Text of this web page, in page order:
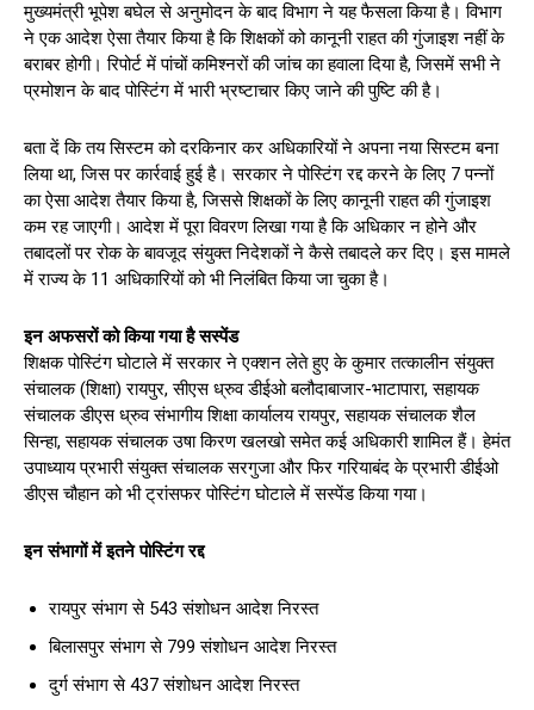
मुख्यमंत्री भूपेश बघेल से अनुमोदन के बाद विभाग ने यह फैसला किया है। विभाग
ने एक आदेश ऐसा तैयार किया है कि शिक्षकों को कानूनी राहत की गुंजाइश नहीं के
बराबर होगी। रिपोर्ट में पांचों कमिश्नरों की जांच का हवाला दिया है, जिसमें सभी ने
प्रमोशन के बाद पोस्टिंग में भारी भ्रष्टाचार किए जाने की पुष्टि की है।
बता दें कि तय सिस्टम को दरकिनार कर अधिकारियों ने अपना नया सिस्टम बना
लिया था, जिस पर कार्रवाई हुई है। सरकार ने पोस्टिंग रद्द करने के लिए 7 पन्नों
का ऐसा आदेश तैयार किया है, जिससे शिक्षकों के लिए कानूनी राहत की गुंजाइश
कम रह जाएगी। आदेश में पूरा विवरण लिखा गया है कि अधिकार न होने और
तबादलों पर रोक के बावजूद संयुक्त निदेशकों ने कैसे तबादले कर दिए। इस मामले
में राज्य के 11 अधिकारियों को भी निलंबित किया जा चुका है।
इन अफसरों को किया गया है सस्पेंड
शिक्षक पोस्टिंग घोटाले में सरकार ने एक्शन लेते हुए के कुमार तत्कालीन संयुक्त
संचालक (शिक्षा) रायपुर, सीएस ध्रुव डीईओ बलौदाबाजार-भाटापारा, सहायक
संचालक डीएस ध्रुव संभागीय शिक्षा कार्यालय रायपुर, सहायक संचालक शैल
सिन्हा, सहायक संचालक उषा किरण खलखो समेत कई अधिकारी शामिल हैं। हेमंत
उपाध्याय प्रभारी संयुक्त संचालक सरगुजा और फिर गरियाबंद के प्रभारी डीईओ
डीएस चौहान को भी ट्रांसफर पोस्टिंग घोटाले में सस्पेंड किया गया।
इन संभागों में इतने पोस्टिंग रद्द
रायपुर संभाग से 543 संशोधन आदेश निरस्त
बिलासपुर संभाग से 799 संशोधन आदेश निरस्त
दुर्ग संभाग से 437 संशोधन आदेश निरस्त